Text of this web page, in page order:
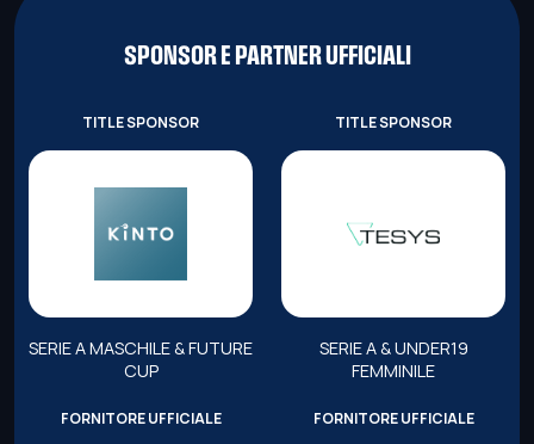
SPONSOR E PARTNER UFFICIALI
TITLE SPONSOR
SERIE A MASCHILE & FUTURE
CUP
TITLE SPONSOR
SERIE A & UNDER19
FEMMINILE
FORNITORE UFFICIALE FORNITORE UFFICIALE